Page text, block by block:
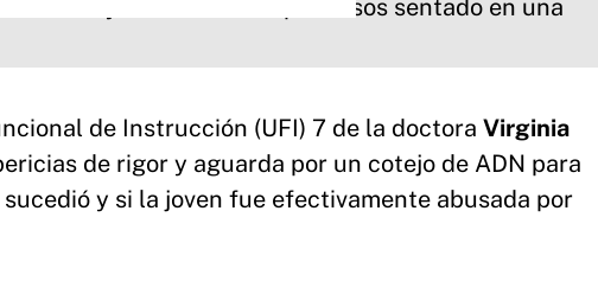
de Instrucción (UFI) 7 de la doctora Virginia
de rigor y aguarda por un cotejo de ADN para
y si la joven fue efectivamente abusada por